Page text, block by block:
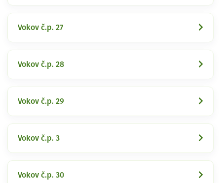
Vokov č.p. 27
Vokov č.p. 28
Vokov č.p. 29
Vokov č.p. 3
Vokov č.p. 30